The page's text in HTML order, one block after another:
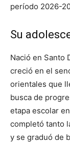
período 2026-
Su
Nació en Santo
creció en el
orientales que
busca de
etapa escolar
completó tanto
y se graduó de